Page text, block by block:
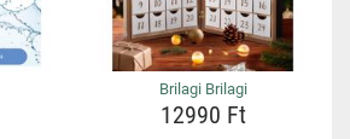
Brilagi Brilagi
12990 Ft